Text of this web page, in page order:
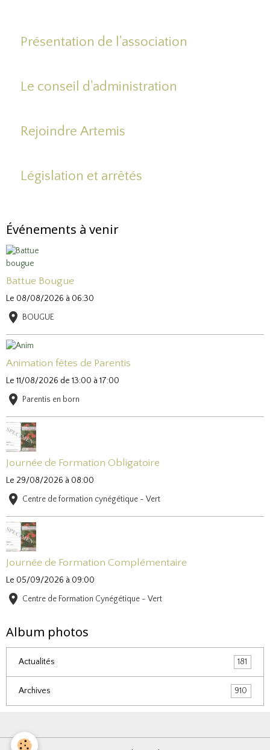
Présentation de l'association
Le conseil d'administration
Rejoindre Artemis
Législation et arrêtés
Événements à venir
Battue Bougue
Le 08/08/2026 à 06:30
BOUGUE
Animation fêtes de Parentis
Le 11/08/2026 de 13:00 à 17:00
Parentis en born
Journée de Formation Obligatoire
Le 29/08/2026 à 08:00
Centre de formation cynégétique - Vert
Journée de Formation Complémentaire
Le 05/09/2026 à 09:00
Centre de Formation Cynégétique - Vert
Album photos
Actualités 181
Archives 910